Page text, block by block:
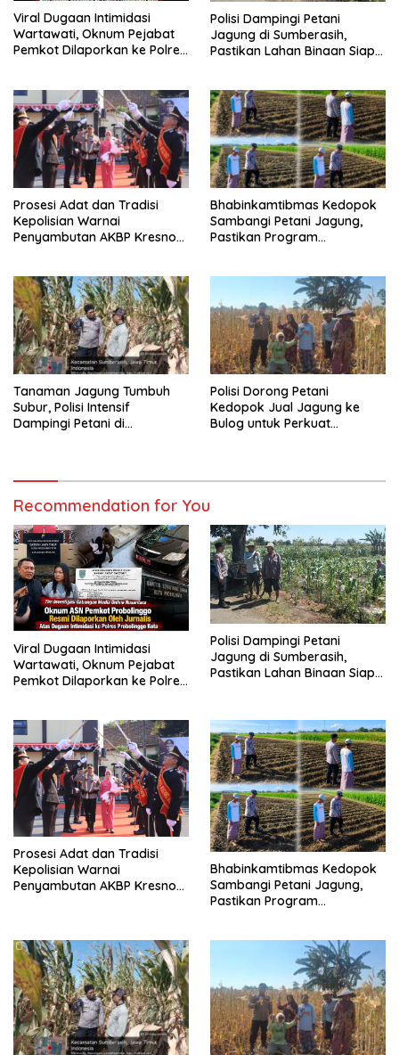
Viral Dugaan Intimidasi
Wartawati, Oknum Pejabat
Pemkot Dilaporkan ke Polres
Polisi Dampingi Petani
Jagung di Sumberasih,
Pastikan Lahan Binaan Siap
Prosesi Adat dan Tradisi
Kepolisian Warnai
Penyambutan AKBP Kresno
Bhabinkamtibmas Kedopok
Sambangi Petani Jagung,
Pastikan Program
Tanaman Jagung Tumbuh
Subur, Polisi Intensif
Dampingi Petani di
Polisi Dorong Petani
Kedopok Jual Jagung ke
Bulog untuk Perkuat
Recommendation for You
Viral Dugaan Intimidasi
Wartawati, Oknum Pejabat
Pemkot Dilaporkan ke Polres
Polisi Dampingi Petani
Jagung di Sumberasih,
Pastikan Lahan Binaan Siap
Prosesi Adat dan Tradisi
Kepolisian Warnai
Penyambutan AKBP Kresno
Bhabinkamtibmas Kedopok
Sambangi Petani Jagung,
Pastikan Program